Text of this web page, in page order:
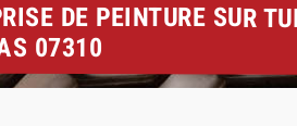
DE PEINTURE SUR
07310